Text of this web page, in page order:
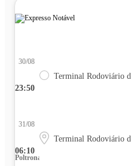
23:50
30/08
Terminal Rodoviário
06:10
31/08
Terminal Rodoviário
Poltrona